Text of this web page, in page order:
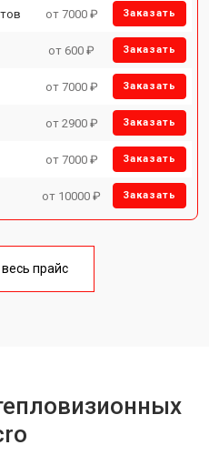
от 7000 ₽ Заказать
от 600 ₽ Заказать
от 7000 ₽ Заказать
от 2900 ₽ Заказать
от 7000 ₽ Заказать
от 10000 ₽ Заказать
прайс